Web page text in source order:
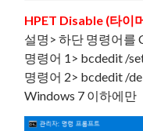
HPET Disable (타이
설명> 하단 명령어를
명령어 1> bcdedit /
명령어 2> bcdedit /
Windows 7 이하에만